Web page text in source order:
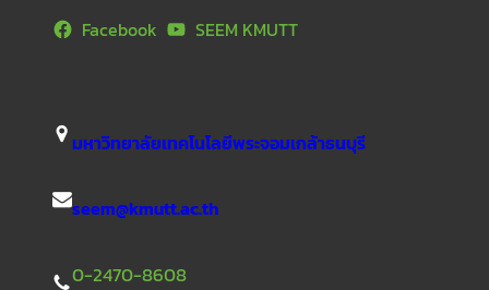
Facebook SEEM KMUTT
มหาวิทยาลัยเทคโนโลยีพระจอมเกล้าธนบุรี
seem@kmutt.ac.th
0-2470-8608